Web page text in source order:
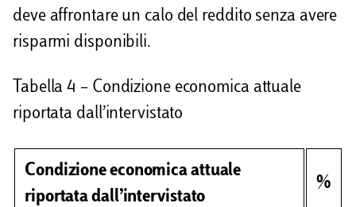
deve affrontare un calo del reddito senza avere
risparmi disponibili.
Tabella 4 – Condizione economica attuale
riportata dall’intervistato
Condizione economica attuale
riportata dall’intervistato
%